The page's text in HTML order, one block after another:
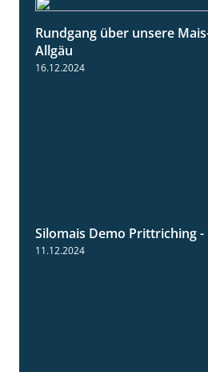
Rundgang über unsere
Allgäu
16.12.2024
Silomais Demo Prittriching
11.12.2024